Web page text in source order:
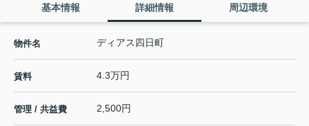
基本情報 詳細情報 周辺環境
物件名 ディアス四日町
賃料 4.3万円
管理 / 共益費 2,500円